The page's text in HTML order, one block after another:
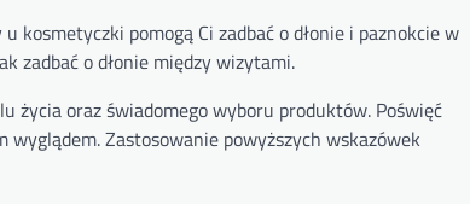
kosmetyczki pomogą Ci zadbać o dłonie i paznokcie w
zadbać o dłonie między wizytami.
życia oraz świadomego wyboru produktów. Poświęć
Zastosowanie powyższych wskazówek